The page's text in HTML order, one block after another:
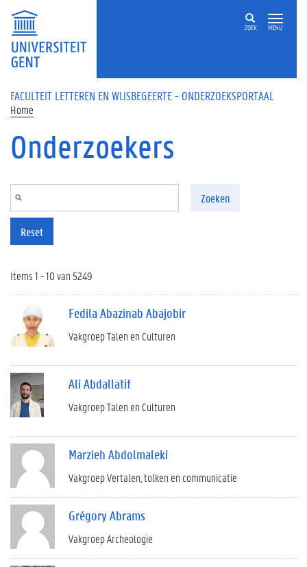
Overslaan en naar de inhoud gaan
ZOEK MENU
FACULTEIT LETTEREN EN WIJSBEGEERTE - ONDERZOEKSPORTAAL
Home
Onderzoekers
Zoeken
Reset
Items 1 - 10 van 5249
Fedila Abazinab Abajobir
Vakgroep Talen en Culturen
Ali Abdallatif
Vakgroep Talen en Culturen
Marzieh Abdolmaleki
Vakgroep Vertalen, tolken en communicatie
Grégory Abrams
Vakgroep Archeologie